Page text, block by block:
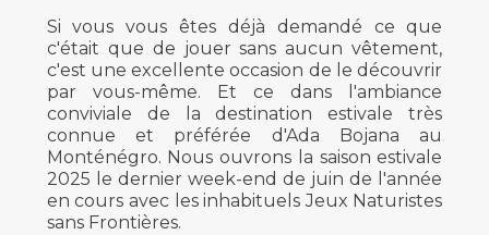
Si vous vous êtes déjà demandé ce que
c'était que de jouer sans aucun vêtement,
c'est une excellente occasion de le découvrir
par vous-même. Et ce dans l'ambiance
conviviale de la destination estivale très
connue et préférée d'Ada Bojana au
Monténégro. Nous ouvrons la saison estivale
2025 le dernier week-end de juin de l'année
en cours avec les inhabituels Jeux Naturistes
sans Frontières.